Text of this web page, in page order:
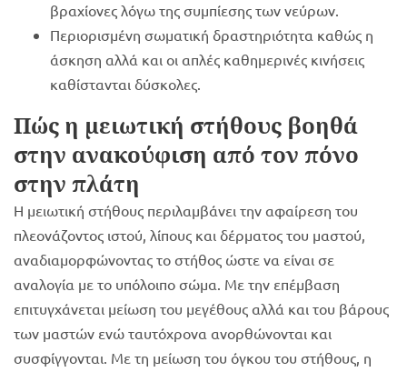
βραχίονες λόγω της συμπίεσης των νεύρων.
Περιορισμένη σωματική δραστηριότητα καθώς η
άσκηση αλλά και οι απλές καθημερινές κινήσεις
καθίστανται δύσκολες.
Πώς η μειωτική στήθους βοηθά
στην ανακούφιση από τον πόνο
στην πλάτη
Η μειωτική στήθους περιλαμβάνει την αφαίρεση του
πλεονάζοντος ιστού, λίπους και δέρματος του μαστού,
αναδιαμορφώνοντας το στήθος ώστε να είναι σε
αναλογία με το υπόλοιπο σώμα. Με την επέμβαση
επιτυγχάνεται μείωση του μεγέθους αλλά και του βάρους
των μαστών ενώ ταυτόχρονα ανορθώνονται και
συσφίγγονται. Με τη μείωση του όγκου του στήθους, η